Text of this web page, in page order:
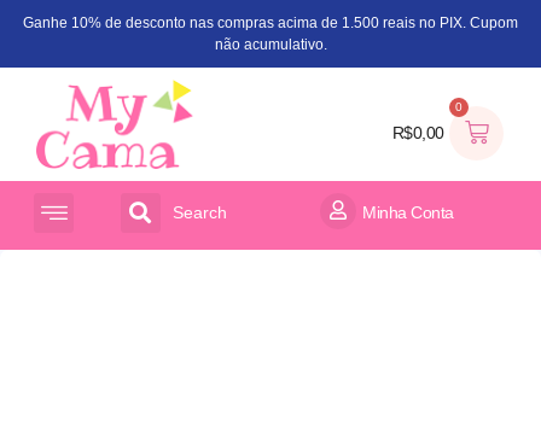
Ganhe 10% de desconto nas compras acima de 1.500 reais no PIX. Cupom
não acumulativo.
R$0,00
0
Search Minha Conta